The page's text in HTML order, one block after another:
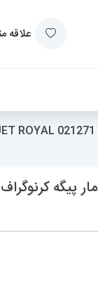
علاقه